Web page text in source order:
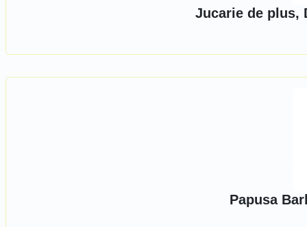
Jucarie de plus,
Papusa